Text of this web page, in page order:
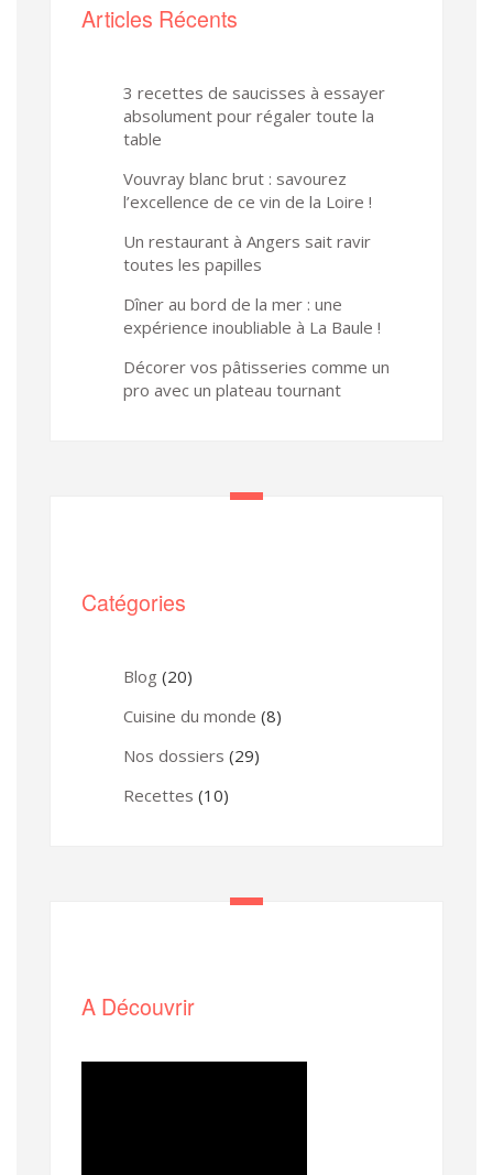
Articles Récents
3 recettes de saucisses à essayer
absolument pour régaler toute la
table
Vouvray blanc brut : savourez
l’excellence de ce vin de la Loire !
Un restaurant à Angers sait ravir
toutes les papilles
Dîner au bord de la mer : une
expérience inoubliable à La Baule !
Décorer vos pâtisseries comme un
pro avec un plateau tournant
Catégories
Blog (20)
Cuisine du monde (8)
Nos dossiers (29)
Recettes (10)
A Découvrir